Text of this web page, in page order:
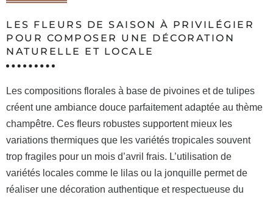
LES FLEURS DE SAISON À PRIVILÉGIER
POUR COMPOSER UNE DÉCORATION
NATURELLE ET LOCALE
Les compositions florales à base de pivoines et de tulipes
créent une ambiance douce parfaitement adaptée au thème
champêtre. Ces fleurs robustes supportent mieux les
variations thermiques que les variétés tropicales souvent
trop fragiles pour un mois d’avril frais. L’utilisation de
variétés locales comme le lilas ou la jonquille permet de
réaliser une décoration authentique et respectueuse du